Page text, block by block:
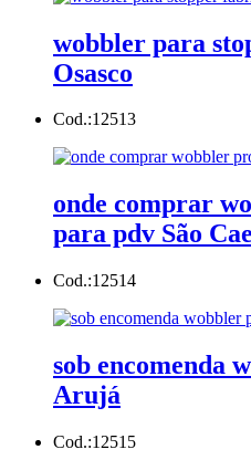
wobbler para
Osasco
Cod.:12513
onde comprar
para pdv São
Cod.:12514
sob encomenda
Arujá
Cod.:12515